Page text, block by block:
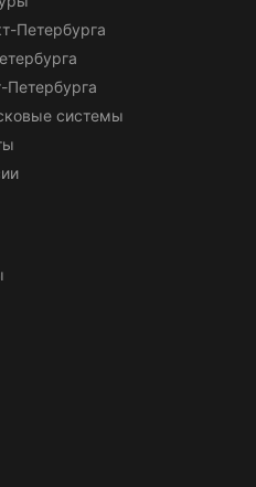
Петербурга
Петербурга
системы